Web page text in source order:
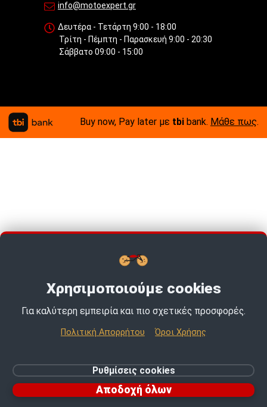
info@motoexpert.gr
Δευτέρα - Τετάρτη 9:00 - 18:00
Τρίτη - Πέμπτη - Παρασκευή 9:00 - 20:30
Σάββατο 09:00 - 15:00
Buy now, Pay later με tbi bank. Μάθε πως.
Ρυθμίσεις cookies
Χρησιμοποιούμε cookies
Για καλύτερη εμπειρία και πιο σχετικές προσφορές.
Πολιτική Απορρήτου Όροι Χρήσης
Ρυθμίσεις cookies
Αποδοχή όλων